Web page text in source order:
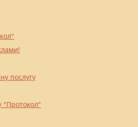
послугу
"Протокол"